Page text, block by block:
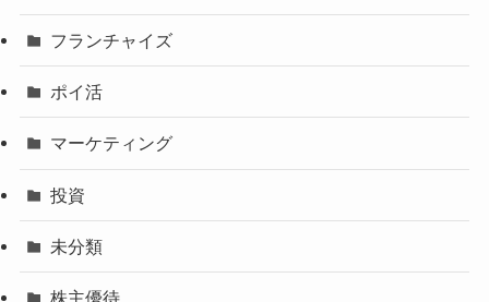
フランチャイズ
ポイ活
マーケティング
投資
未分類
株主優待